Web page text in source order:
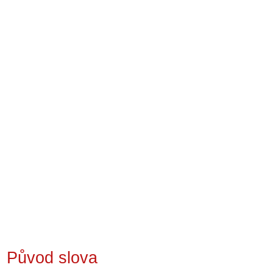
Původ slova